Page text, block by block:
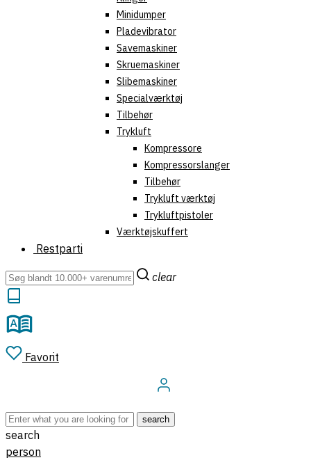
Minidumper
Pladevibrator
Savemaskiner
Skruemaskiner
Slibemaskiner
Specialværktøj
Tilbehør
Trykluft
Kompressore
Kompressorslanger
Tilbehør
Trykluft værktøj
Trykluftpistoler
Værktøjskuffert
Restparti
clear
Favorit
search
search
person